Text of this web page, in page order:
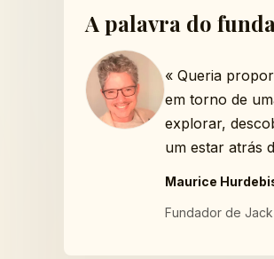
A palavra do
« Queria
em torno de
explorar,
um estar atrás
Maurice
Fundador de Jack